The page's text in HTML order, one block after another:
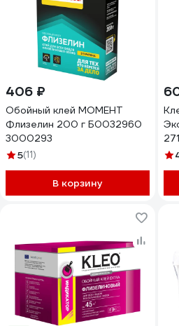
406 ₽
Обойный клей МОМЕНТ
Флизелин 200 г Б0032960
3000293
5(11)
В корзину